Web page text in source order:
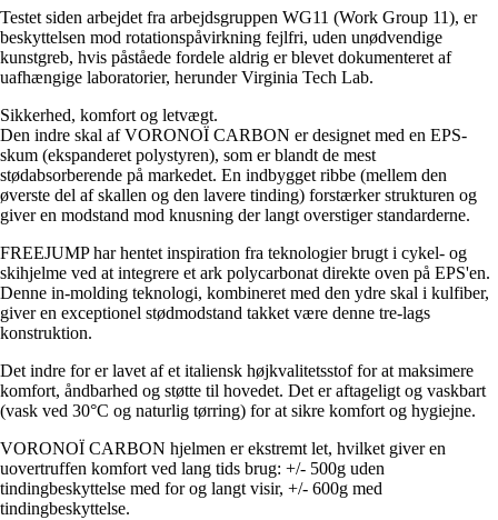
Testet siden arbejdet fra arbejdsgruppen WG11 (Work Group 11), er
beskyttelsen mod rotationspåvirkning fejlfri, uden unødvendige
kunstgreb, hvis påståede fordele aldrig er blevet dokumenteret af
uafhængige laboratorier, herunder Virginia Tech Lab.
Sikkerhed, komfort og letvægt.
Den indre skal af VORONOÏ CARBON er designet med en EPS-
skum (ekspanderet polystyren), som er blandt de mest
stødabsorberende på markedet. En indbygget ribbe (mellem den
øverste del af skallen og den lavere tinding) forstærker strukturen og
giver en modstand mod knusning der langt overstiger standarderne.
FREEJUMP har hentet inspiration fra teknologier brugt i cykel- og
skihjelme ved at integrere et ark polycarbonat direkte oven på EPS'en.
Denne in-molding teknologi, kombineret med den ydre skal i kulfiber,
giver en exceptionel stødmodstand takket være denne tre-lags
konstruktion.
Det indre for er lavet af et italiensk højkvalitetsstof for at maksimere
komfort, åndbarhed og støtte til hovedet. Det er aftageligt og vaskbart
(vask ved 30°C og naturlig tørring) for at sikre komfort og hygiejne.
VORONOÏ CARBON hjelmen er ekstremt let, hvilket giver en
uovertruffen komfort ved lang tids brug: +/- 500g uden
tindingbeskyttelse med for og langt visir, +/- 600g med
tindingbeskyttelse.